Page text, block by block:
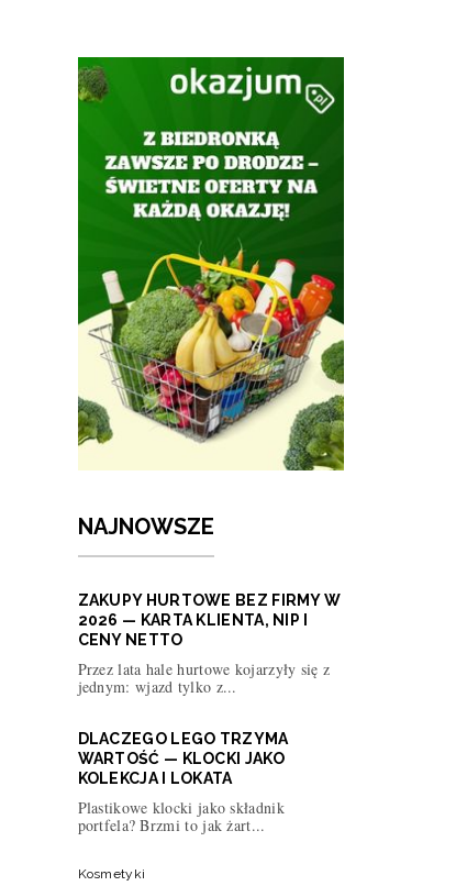
NAJNOWSZE
ZAKUPY HURTOWE BEZ FIRMY W
2026 — KARTA KLIENTA, NIP I
CENY NETTO
Przez lata hale hurtowe kojarzyły się z
jednym: wjazd tylko z...
DLACZEGO LEGO TRZYMA
WARTOŚĆ — KLOCKI JAKO
KOLEKCJA I LOKATA
Plastikowe klocki jako składnik
portfela? Brzmi to jak żart...
Kosmetyki